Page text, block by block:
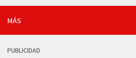
MÁS
PUBLICIDAD